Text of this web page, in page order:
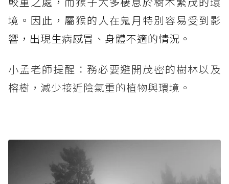
境。因此，屬猴的人在鬼月特別容易受到影
響，出現生病感冒、身體不適的情況。
小孟老師提醒：務必要避開茂密的樹林以及
榕樹，減少接近陰氣重的植物與環境。